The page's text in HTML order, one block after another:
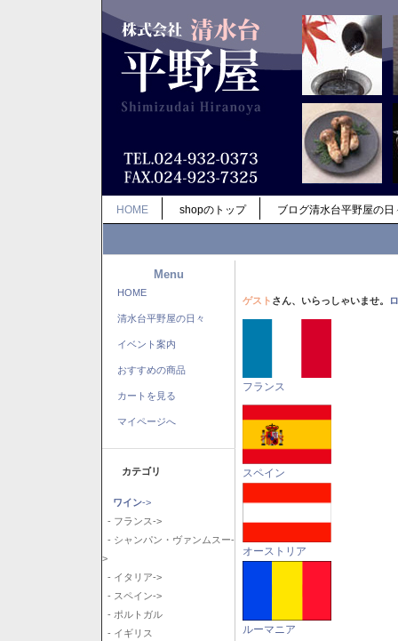
HOME shopのトップ ブログ清水台平野屋の日
Menu
HOME
清水台平野屋の日々
イベント案内
おすすめの商品
カートを見る
マイページへ
カテゴリ
ワイン->
- フランス->
- シャンパン・ヴァンムスー-
>
- イタリア->
- スペイン->
- ポルトガル
- イギリス
ゲスト さん、いらっしゃいませ。
フランス
スペイン
オーストリア
ルーマニア